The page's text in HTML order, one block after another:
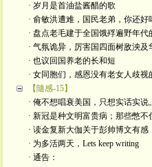
· 岁月是首油盐酱醋的歌
· 俞敏洪遭难，国民老弟，你还好
· 盘点老毛建于全国饿殍遍野年代
· 气氛诡异，厉害国四面树敌泱及
· 也议回国养老的长和短
· 女同胞们，感恩没有老女人歧视
【隨感-15】
· 俺不想唱衰美国，只想实话实说。
· 新冠是种文明富贵病；那些憋不
· 读金复新大伽关于彭帅博文有感
· 为多活两天，Lets keep writing
· 通告：